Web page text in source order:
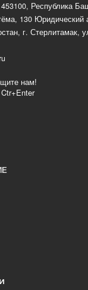
Республика
130 Юридический
г. Стерлитамак,
нам!